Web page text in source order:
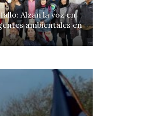
Alzan la voz en
ambientales en
Continue to the category